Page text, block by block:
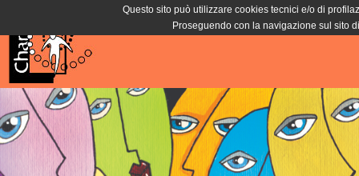
Questo sito può utilizzare cookies tecnici e/o di
Proseguendo con la navigazione sul sito